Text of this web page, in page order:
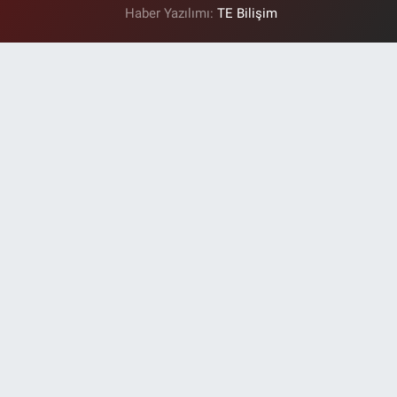
Haber Yazılımı:TE Bilişim